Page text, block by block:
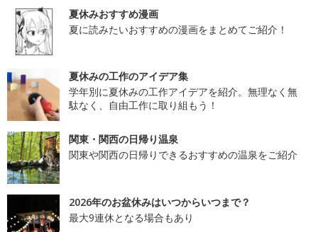
夏休みおすすめ漫画
夏に読みたいおすすめの漫画をまとめてご紹介！
夏休みの工作のアイデア集
学年別に夏休みの工作アイデアを紹介。無理なく無
駄なく、自由工作に取り組もう！
関東・関西の日帰り温泉
関東や関西の日帰りできるおすすめの温泉をご紹介
2026年のお盆休みはいつからいつまで？
最大9連休となる場合もあり